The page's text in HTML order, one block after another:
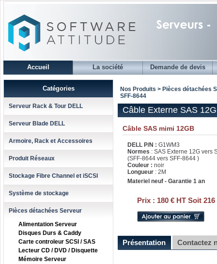
Accueil La société Demande de devis
Catégories
Serveur Rack & Tour DELL
Serveur Blade DELL
Armoire, Rack et Accessoires
Produit Réseaux
Stockage Fibre Channel et iSCSI
Système de stockage
Pièces détachées Serveur
Alimentation Serveur
Disques Durs & Caddy
Carte controleur SCSI / SAS
Lecteur CD / DVD / Disquette
Mémoire Serveur
Nos Produits > Pièces détachées
SFF-8644
Câble Externe SAS
Câble SAS mimi 12GB
DELL P/N : G1WM3
Normes : SAS Externe 12G vers
(SFF-8644 vers SFF-8644 )
Couleur : noir
Longueur : 2M
Materiel neuf - Garantie 1 an
Prix : 180 € HT Soit 216
Présentation Contactez